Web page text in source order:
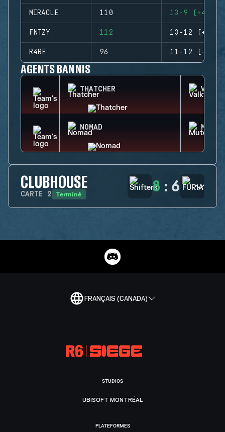
MIRACLE 110 13-9 (+4)
FNTZY 112 13-12 (+1)
R4RE 96 11-12 (-1)
AGENTS BANNIS
THATCHER
NOMAD MUTE
CLUBHOUSE
CARTE 2 Terminé 8 : 6
FRANÇAIS (CANADA)
STUDIOS
UBISOFT MONTRÉAL
PLATEFORMES